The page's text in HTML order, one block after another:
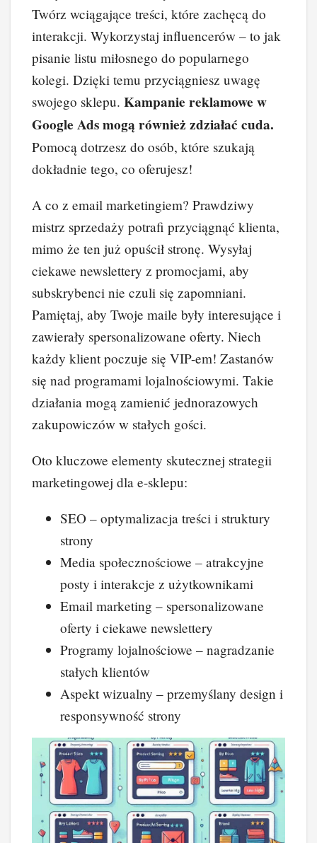
Twórz wciągające treści, które zachęcą do
interakcji. Wykorzystaj influencerów – to jak
pisanie listu miłosnego do popularnego
kolegi. Dzięki temu przyciągniesz uwagę
swojego sklepu. Kampanie reklamowe w
Google Ads mogą również zdziałać cuda.
Pomocą dotrzesz do osób, które szukają
dokładnie tego, co oferujesz!
A co z email marketingiem? Prawdziwy
mistrz sprzedaży potrafi przyciągnąć klienta,
mimo że ten już opuścił stronę. Wysyłaj
ciekawe newslettery z promocjami, aby
subskrybenci nie czuli się zapomniani.
Pamiętaj, aby Twoje maile były interesujące i
zawierały spersonalizowane oferty. Niech
każdy klient poczuje się VIP-em! Zastanów
się nad programami lojalnościowymi. Takie
działania mogą zamienić jednorazowych
zakupowiczów w stałych gości.
Oto kluczowe elementy skutecznej strategii
marketingowej dla e-sklepu:
SEO – optymalizacja treści i struktury
strony
Media społecznościowe – atrakcyjne
posty i interakcje z użytkownikami
Email marketing – spersonalizowane
oferty i ciekawe newslettery
Programy lojalnościowe – nagradzanie
stałych klientów
Aspekt wizualny – przemyślany design i
responsywność strony